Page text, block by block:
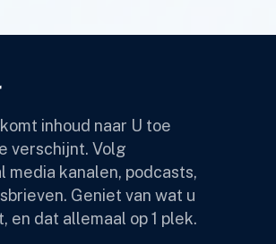
inhoud naar U toe
verschijnt. Volg
media kanalen, podcasts,
Geniet van wat u
en dat allemaal op 1 plek.